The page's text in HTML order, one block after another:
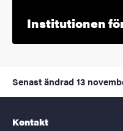
Institutionen
Senast ändrad 13
Kontakt